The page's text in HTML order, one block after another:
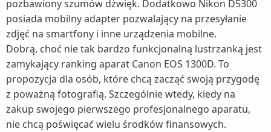
pozbawiony szumów dźwięk. Dodatkowo Nikon D5300
posiada mobilny adapter pozwalający na przesyłanie
zdjęć na smartfony i inne urządzenia mobilne.
Dobrą, choć nie tak bardzo funkcjonalną lustrzanką jest
zamykający ranking aparat Canon EOS 1300D. To
propozycja dla osób, które chcą zacząć swoją przygodę
z poważną fotografią. Szczególnie wtedy, kiedy na
zakup swojego pierwszego profesjonalnego aparatu,
nie chcą poświęcać wielu środków finansowych.